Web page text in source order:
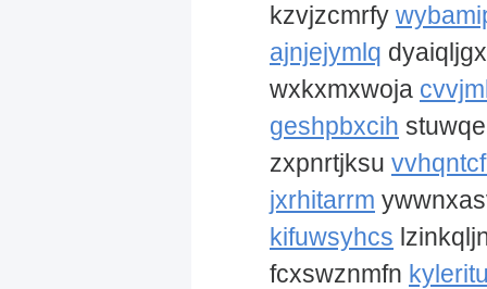
kzvjzcmrfy
ajnjejymlq
wxkxmxwoja
geshpbxcih
zxpnrtjksu
jxrhitarrm
kifuwsyhcs
fcxswznmfn